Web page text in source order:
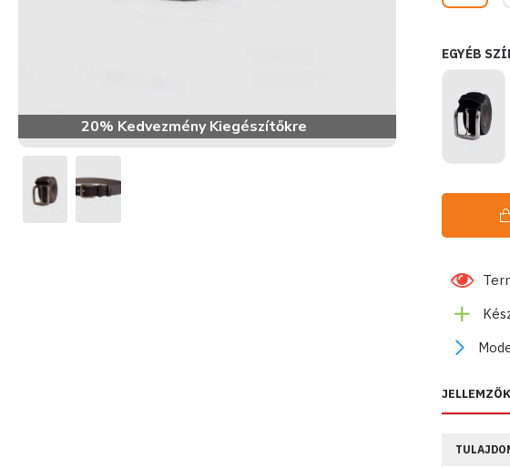
20% Kedvezmény Kiegészítőkre
EGYÉB
JELLEMZŐK